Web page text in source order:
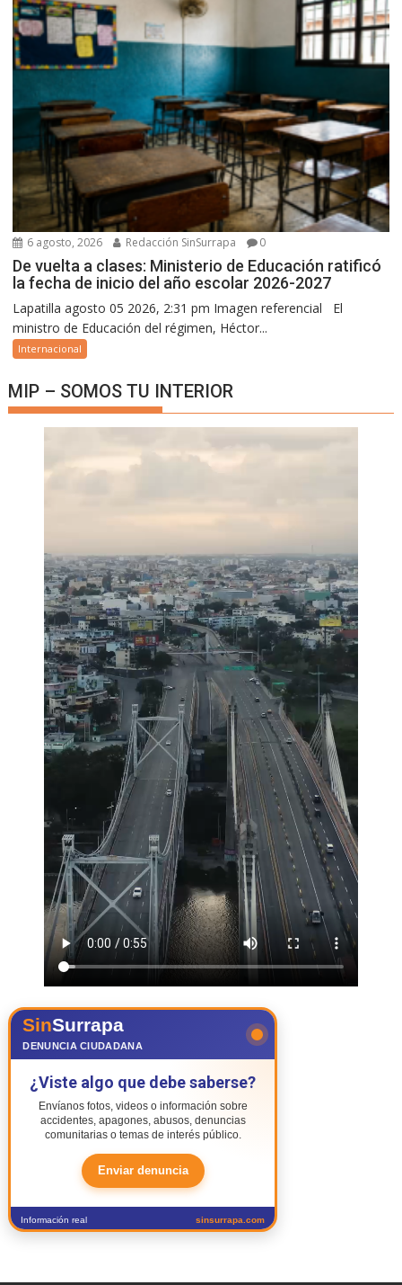
6 agosto, 2026 Redacción SinSurrapa 0
De vuelta a clases: Ministerio de Educación ratificó
la fecha de inicio del año escolar 2026-2027
Lapatilla agosto 05 2026, 2:31 pm Imagen referencial El
ministro de Educación del régimen, Héctor...
Internacional
MIP – SOMOS TU INTERIOR
SinSurrapa
DENUNCIA CIUDADANA
¿Viste algo que debe saberse?
Envíanos fotos, videos o información sobre
accidentes, apagones, abusos, denuncias
comunitarias o temas de interés público.
Enviar denuncia
Información real sinsurrapa.com